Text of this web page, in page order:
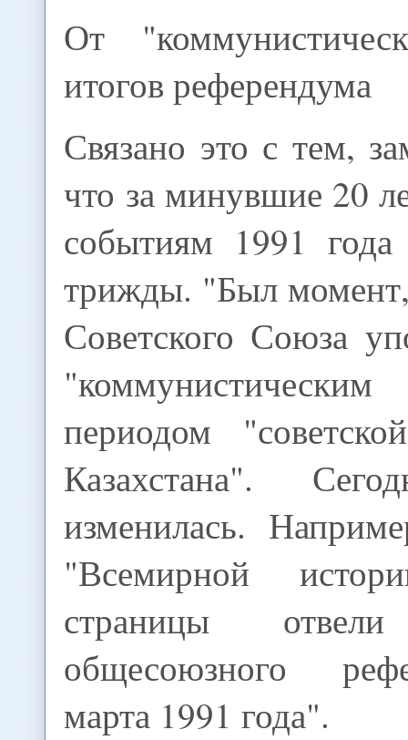
От
итогов референдума
Связано это с тем,
что за минувшие 20
событиям 1991
трижды. "Был момент,
Советского Союза
периодом
Казахстана".
изменилась.
"Всемирной
страницы
общесоюзного
марта 1991 года".